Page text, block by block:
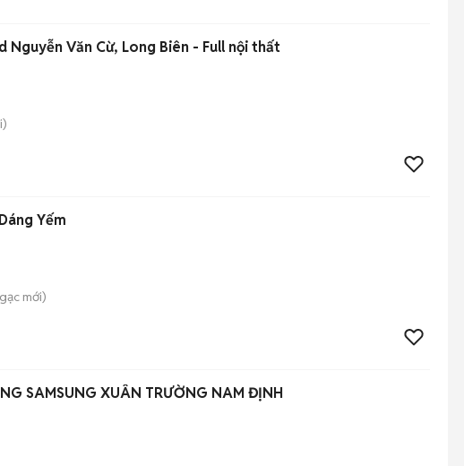
Nguyễn Văn Cừ, Long Biên - Full nội thất
Yếm
mới)
SAMSUNG XUÂN TRƯỜNG NAM ĐỊNH